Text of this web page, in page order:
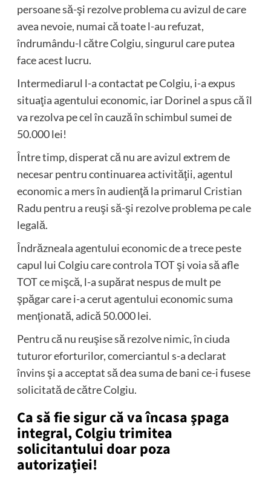
persoane să-şi rezolve problema cu avizul de care
avea nevoie, numai că toate l-au refuzat,
îndrumându-l către Colgiu, singurul care putea
face acest lucru.
Intermediarul l-a contactat pe Colgiu, i-a expus
situaţia agentului economic, iar Dorinel a spus că îl
va rezolva pe cel în cauză în schimbul sumei de
50.000 lei!
Între timp, disperat că nu are avizul extrem de
necesar pentru continuarea activităţii, agentul
economic a mers în audienţă la primarul Cristian
Radu pentru a reuşi să-şi rezolve problema pe cale
legală.
Îndrăzneala agentului economic de a trece peste
capul lui Colgiu care controla TOT şi voia să afle
TOT ce mişcă, l-a supărat nespus de mult pe
şpăgar care i-a cerut agentului economic suma
menţionată, adică 50.000 lei.
Pentru că nu reuşise să rezolve nimic, în ciuda
tuturor eforturilor, comerciantul s-a declarat
învins şi a acceptat să dea suma de bani ce-i fusese
solicitată de către Colgiu.
Ca să fie sigur că va încasa şpaga
integral, Colgiu trimitea
solicitantului doar poza
autorizaţiei!